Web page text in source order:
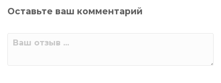
Оставьте ваш комментарий